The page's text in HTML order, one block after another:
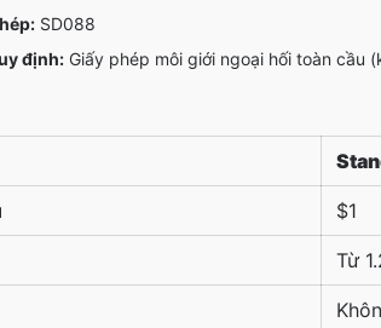
SD088
định: Giấy phép môi giới ngoại hối toàn cầu
$1
Từ